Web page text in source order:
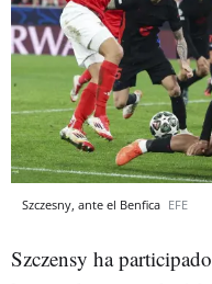
Szczesny, ante el Benfica EFE
Szczensy ha